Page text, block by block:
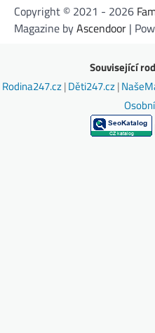
Copyright © 2021 - 2026
Magazine byAscendoor |
Související
Rodina247.cz|Děti247.cz|